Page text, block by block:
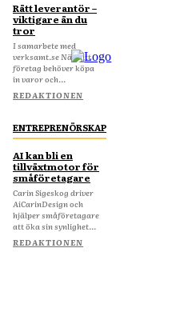
Rätt leverantör –
viktigare än du
tror
I samarbete med
verksamt.se När ditt
företag behöver köpa
in varor och...
REDAKTIONEN
ENTREPRENÖRSKAP
AI kan bli en
tillväxtmotor för
småföretagare
Carin Sigeskog driver
AiCarinDesign och
hjälper småföretagare
att öka sin synlighet...
REDAKTIONEN